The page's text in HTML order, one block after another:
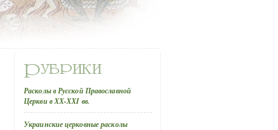
Расколы в Русской Православной
Церкви в ХХ-ХХI вв.
Украинские церковные расколы